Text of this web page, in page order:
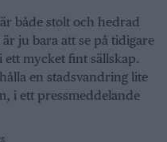
både stolt och hedrad
ju bara att se på tidigare
ett mycket fint sällskap.
en stadsvandring lite
i ett pressmeddelande